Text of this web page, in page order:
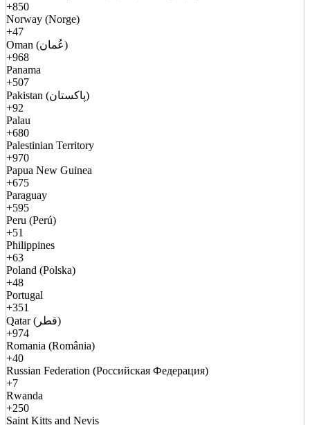
+850
Norway (Norge)
+47
Oman (عُمان)
+968
Panama
+507
Pakistan (پاکستان)
+92
Palau
+680
Palestinian Territory
+970
Papua New Guinea
+675
Paraguay
+595
Peru (Perú)
+51
Philippines
+63
Poland (Polska)
+48
Portugal
+351
Qatar (قطر)
+974
Romania (România)
+40
Russian Federation (Российская Федерация)
+7
Rwanda
+250
Saint Kitts and Nevis